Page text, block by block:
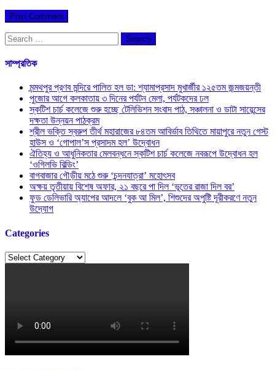
Search
for:
সাম্প্রতিক
মন্মথপুর প্রণব মন্দিরে পালিত হল ডা: শ্যামাপ্রসাদ মুখার্জীর ১২৫তম জন্মজয়ন্তী
পুজোর আগে কলকাতায় ৩ দিনের পর্যটন মেলা, পর্যটকদের ঢল
স্কটিশ চার্চ কলেজে শুরু হচ্ছে টেলিভিশন সংবাদ পাঠ, সঞ্চালনা ও ডাটা সায়েন্সের
দক্ষতা উন্নয়ন পাঠক্রম
শ্রীল ভক্তি স্বরুপ তীর্থ মহারাজের ৮৪তম আবির্ভাব তিথিতে মায়াপুরে নতুন গেস্ট
হাউস ও ‘গোপাল’স প্রসাদম হল’ উদ্বোধন
ঐতিহ্য ও আধুনিকতার মেলবন্ধনে স্কটিশ চার্চ কলেজে নবরূপে উদ্বোধন হল
‘ওগিলভি বিল্ডিং’
বাগবাজার গৌড়ীয় মঠে শুরু ‘চন্দনযাত্রা’ মহোৎসব
অক্ষয় তৃতীয়ায় বিশেষ অফার, ২১ বছরে পা দিল ‘ভূতের রাজা দিল বর’
ফুড ডেলিভারি অ্যাপের আদলে ‘বুক আ মিল’, শিশুদের অপুষ্টি দূরীকরণে নতুন
উদ্যোগ
Categories
Categories